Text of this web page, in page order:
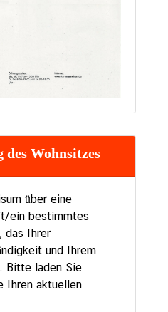
des Wohnsitzes
über eine
ein bestimmtes
das Ihrer
und Ihrem
Bitte laden Sie
Ihren aktuellen